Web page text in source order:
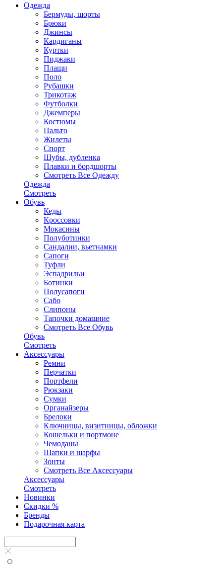
Одежда
Бермуды, шорты
Брюки
Джинсы
Кардиганы
Куртки
Пиджаки
Плащи
Поло
Рубашки
Трикотаж
Футболки
Джемперы
Костюмы
Пальто
Жилеты
Спорт
Шубы, дубленка
Плавки и бордшорты
Смотреть Все Одежду
Одежда
Смотреть
Обувь
Кеды
Кроссовки
Мокасины
Полуботинки
Сандалии, вьетнамки
Сапоги
Туфли
Эспадрильи
Ботинки
Полусапоги
Сабо
Слипоны
Тапочки домашние
Смотреть Все Обувь
Обувь
Смотреть
Аксесcуары
Ремни
Перчатки
Портфели
Рюкзаки
Сумки
Органайзеры
Брелоки
Ключницы, визитницы, обложки
Кошельки и портмоне
Чемоданы
Шапки и шарфы
Зонты
Смотреть Все Аксесcуары
Аксесcуары
Смотреть
Новинки
Скидки %
Бренды
Подарочная карта